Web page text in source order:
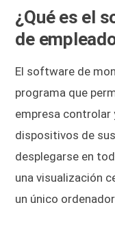
¿Qué es el
de
El software de
programa que
empresa controlar
dispositivos de
desplegarse en
una visualización
un único